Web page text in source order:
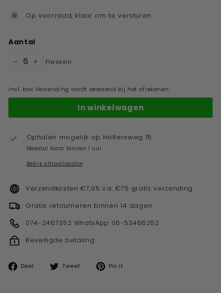
Op voorraad, klaar om te versturen
Aantal
Flessen
Incl. btw Verzending wordt berekend bij het afrekenen
In winkelwagen
Ophalen mogelijk op Holtersweg 15
Meestal klaar binnen 1 uur
Bekijk afhaallocatie
Verzendkosten €7,95 v.a. €75 gratis verzending
Gratis retourneren binnen 14 dagen
074-2467352 WhatsApp 06-53466252
Beveiligde betaling
Deel
Deel
Tweet
Tweet Pin it